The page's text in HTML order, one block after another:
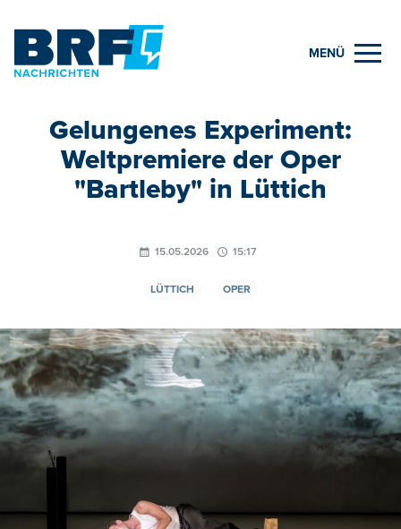
MENÜ
Gelungenes Experiment:
Weltpremiere der Oper
"Bartleby" in Lüttich
15.05.2026 15:17
LÜTTICH OPER